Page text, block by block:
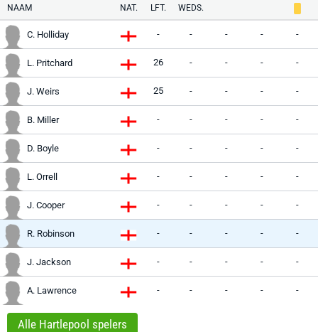
NAAM NAT. LFT. WEDS.
C. Holliday - - - - -
L. Pritchard 26 - - - -
J. Weirs 25 - - - -
B. Miller - - - - -
D. Boyle - - - - -
L. Orrell - - - - -
J. Cooper - - - - -
R. Robinson - - - - -
J. Jackson - - - - -
A. Lawrence - - - - -
Alle Hartlepool spelers